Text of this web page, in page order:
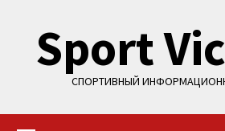
содержимому
Sport
СПОРТИВНЫЙ